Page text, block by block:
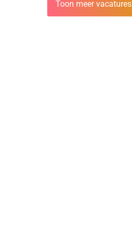
Toon meer vacatures